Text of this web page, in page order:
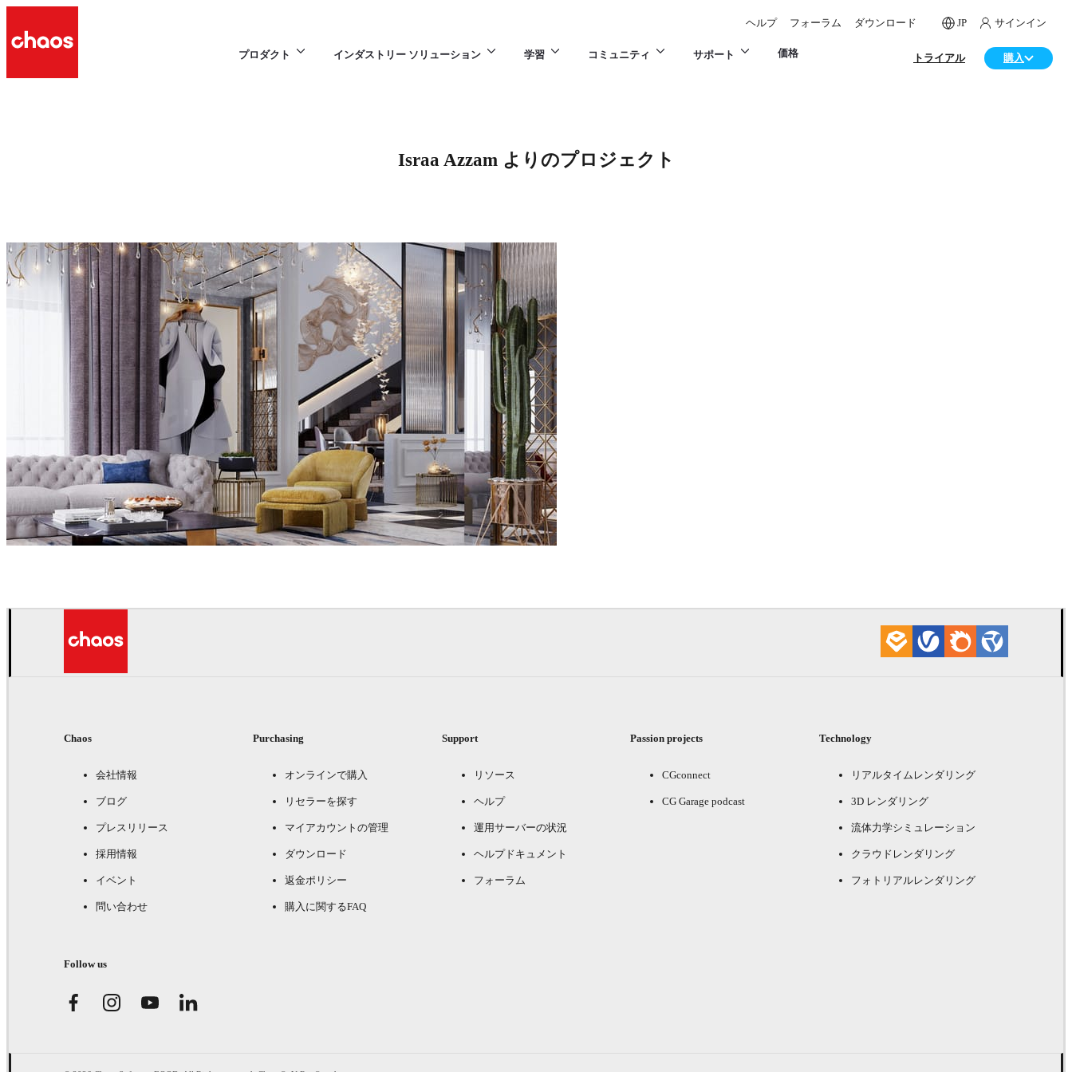
ヘルプ フォーラム ダウンロード JP サインイン
プロダクト インダストリー ソリューション 学習 コミュニティ サポート 価格 トライアル 購入
Israa Azzam よりのプロジェクト
Chaos
会社情報
ブログ
プレスリリース
採用情報
イベント
問い合わせ
Purchasing
オンラインで購入
リセラーを探す
マイアカウントの管理
ダウンロード
返金ポリシー
購入に関するFAQ
Support
リソース
ヘルプ
運用サーバーの状況
ヘルプドキュメント
フォーラム
Passion projects
CGconnect
CG Garage podcast
Technology
リアルタイムレンダリング
3D レンダリング
流体力学シミュレーション
クラウドレンダリング
フォトリアルレンダリング
Follow us